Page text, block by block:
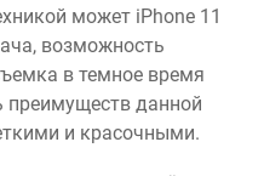
может iPhone 11
возможность
в темное время
преимуществ данной
и красочными.